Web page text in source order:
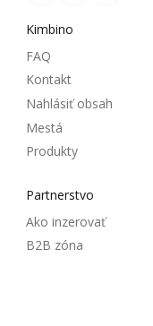
Kimbino
FAQ
Kontakt
Nahlásiť obsah
Mestá
Produkty
Partnerstvo
Ako inzerovať
B2B zóna